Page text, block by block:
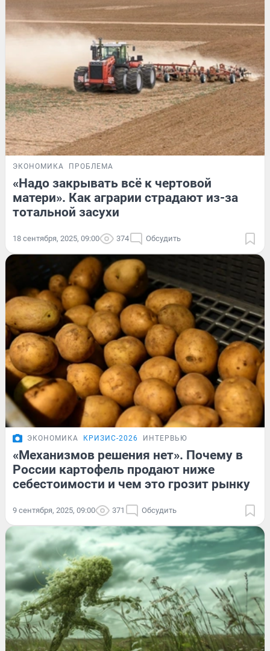
ЭКОНОМИКА ПРОБЛЕМА
«Надо закрывать всё к чертовой
матери». Как аграрии страдают из-за
тотальной засухи
18 сентября, 2025, 09:00 374 Обсудить
ЭКОНОМИКА КРИЗИС-2026 ИНТЕРВЬЮ
«Механизмов решения нет». Почему в
России картофель продают ниже
себестоимости и чем это грозит рынку
9 сентября, 2025, 09:00 371 Обсудить